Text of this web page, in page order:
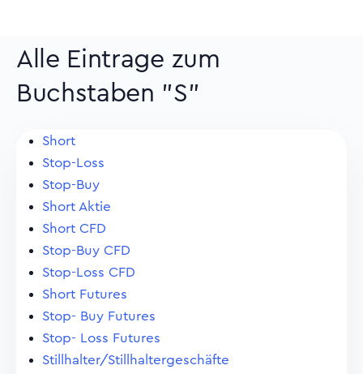
Alle Eintrage zum
Buchstaben "S"
Short
Stop-Loss
Stop-Buy
Short Aktie
Short CFD
Stop-Buy CFD
Stop-Loss CFD
Short Futures
Stop- Buy Futures
Stop- Loss Futures
Stillhalter/Stillhaltergeschäfte